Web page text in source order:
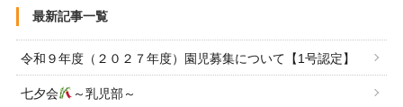
最新記事一覧
令和９年度（２０２７年度）園児募集について【1号認定】
七夕会 ～乳児部～